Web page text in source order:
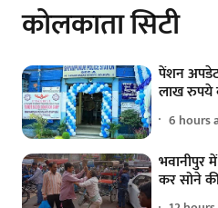
कोलकाता सिटी
पेंशन
लाख रुपये
6 hours
भवानीपुर
कर सोने